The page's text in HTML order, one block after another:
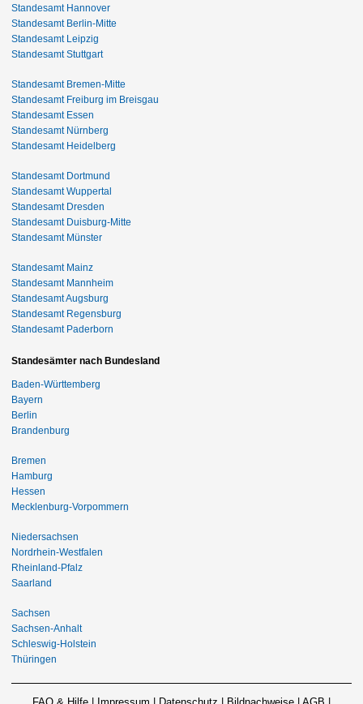
Standesamt Hannover
Standesamt Berlin-Mitte
Standesamt Leipzig
Standesamt Stuttgart
Standesamt Bremen-Mitte
Standesamt Freiburg im Breisgau
Standesamt Essen
Standesamt Nürnberg
Standesamt Heidelberg
Standesamt Dortmund
Standesamt Wuppertal
Standesamt Dresden
Standesamt Duisburg-Mitte
Standesamt Münster
Standesamt Mainz
Standesamt Mannheim
Standesamt Augsburg
Standesamt Regensburg
Standesamt Paderborn
Standesämter nach Bundesland
Baden-Württemberg
Bayern
Berlin
Brandenburg
Bremen
Hamburg
Hessen
Mecklenburg-Vorpommern
Niedersachsen
Nordrhein-Westfalen
Rheinland-Pfalz
Saarland
Sachsen
Sachsen-Anhalt
Schleswig-Holstein
Thüringen